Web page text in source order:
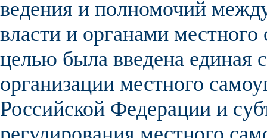
ведения и полномочий
власти и органами местного
целью была введена единая
организации местного
Российской Федерации и